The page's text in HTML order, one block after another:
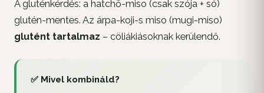
A gluténkérdés: a hatchō-miso (csak szója + só)
glutén-mentes. Az árpa-koji-s miso (mugi-miso)
glutént tartalmaz – cöliákiásoknak kerülendő.
✅ Mivel kombináld?